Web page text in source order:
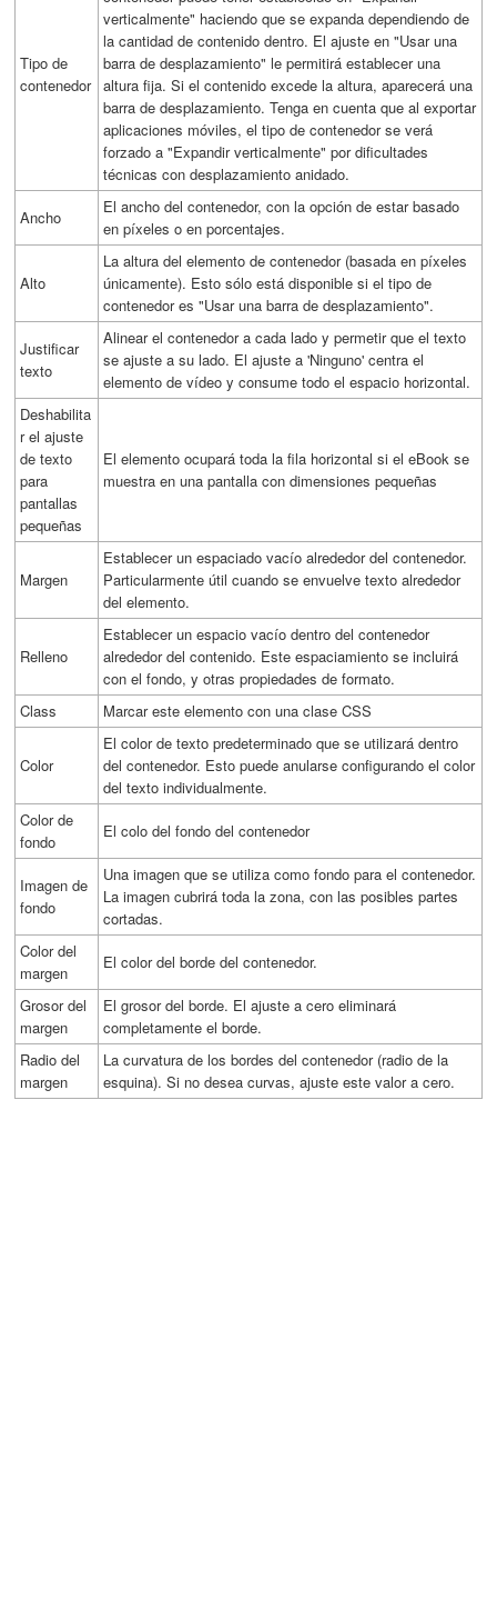
Tipo de
contenedor
verticalmente" haciendo que se expanda dependiendo de
la cantidad de contenido dentro. El ajuste en "Usar una
barra de desplazamiento" le permitirá establecer una
altura fija. Si el contenido excede la altura, aparecerá una
barra de desplazamiento. Tenga en cuenta que al exportar
aplicaciones móviles, el tipo de contenedor se verá
forzado a "Expandir verticalmente" por dificultades
técnicas con desplazamiento anidado.
Ancho
El ancho del contenedor, con la opción de estar basado
en píxeles o en porcentajes.
Alto
La altura del elemento de contenedor (basada en píxeles
únicamente). Esto sólo está disponible si el tipo de
contenedor es "Usar una barra de desplazamiento".
Justificar
texto
Alinear el contenedor a cada lado y permetir que el texto
se ajuste a su lado. El ajuste a 'Ninguno' centra el
elemento de vídeo y consume todo el espacio horizontal.
Deshabilita
r el ajuste
de texto
para
pantallas
pequeñas
El elemento ocupará toda la fila horizontal si el eBook se
muestra en una pantalla con dimensiones pequeñas
Margen
Establecer un espaciado vacío alrededor del contenedor.
Particularmente útil cuando se envuelve texto alrededor
del elemento.
Relleno
Establecer un espacio vacío dentro del contenedor
alrededor del contenido. Este espaciamiento se incluirá
con el fondo, y otras propiedades de formato.
Class
Marcar este elemento con una clase CSS
Color
El color de texto predeterminado que se utilizará dentro
del contenedor. Esto puede anularse configurando el color
del texto individualmente.
Color de
fondo
El colo del fondo del contenedor
Imagen de
fondo
Una imagen que se utiliza como fondo para el contenedor.
La imagen cubrirá toda la zona, con las posibles partes
cortadas.
Color del
margen
El color del borde del contenedor.
Grosor del
margen
El grosor del borde. El ajuste a cero eliminará
completamente el borde.
Radio del
margen
La curvatura de los bordes del contenedor (radio de la
esquina). Si no desea curvas, ajuste este valor a cero.